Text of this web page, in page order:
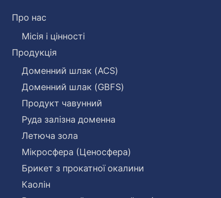
Про нас
Місія і цінності
Продукція
Доменний шлак (ACS)
Доменний шлак (GBFS)
Продукт чавунний
Руда залізна доменна
Летюча зола
Мікросфера (Ценосфера)
Брикет з прокатної окалини
Каолін